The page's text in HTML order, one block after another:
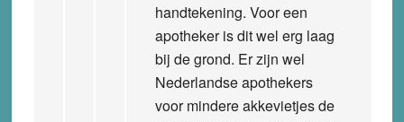
handtekening. Voor een
apotheker is dit wel erg laag
bij de grond. Er zijn wel
Nederlandse apothekers
voor mindere akkevietjes de